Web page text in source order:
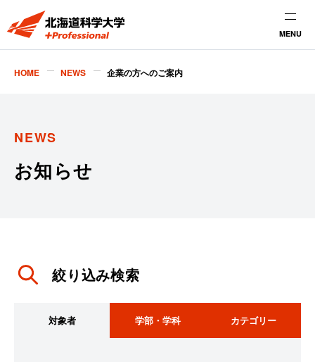
MENU
HOME NEWS 企業の方へのご案内
NEWS
お知らせ
絞り込み検索
対象者 学部・学科 カテゴリー